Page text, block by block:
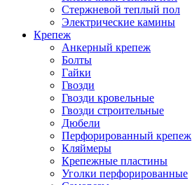
Стержневой теплый пол
Электрические камины
Крепеж
Анкерный крепеж
Болты
Гайки
Гвозди
Гвозди кровельные
Гвозди строительные
Дюбели
Перфорированный крепеж
Кляймеры
Крепежные пластины
Уголки перфорированные